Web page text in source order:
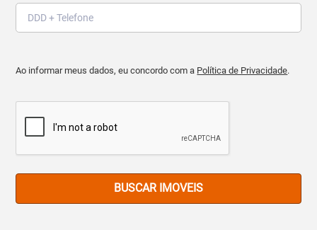
Ao informar meus dados, eu concordo com a Política de Privacidade.
BUSCAR IMOVEIS